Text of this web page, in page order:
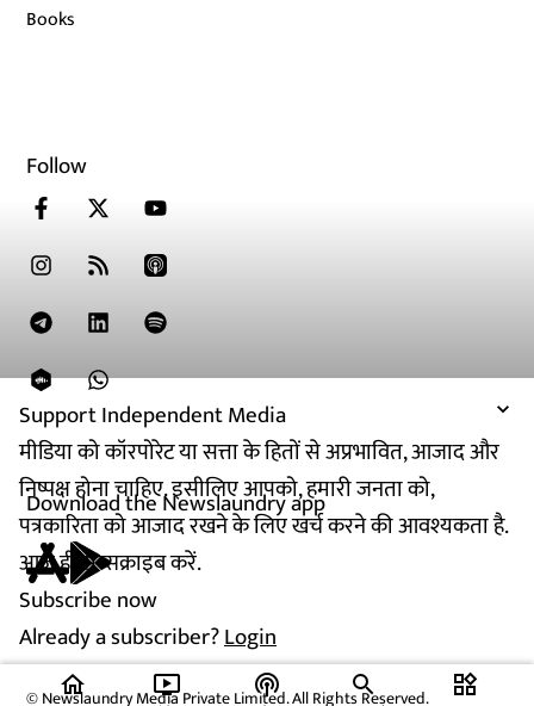
Support Independent Media
मीडिया को कॉरपोरेट या सत्ता के हितों से अप्रभावित, आजाद और
निष्पक्ष होना चाहिए. इसीलिए आपको, हमारी जनता को,
पत्रकारिता को आजाद रखने के लिए खर्च करने की आवश्यकता है.
आज ही सब्सक्राइब करें.
Subscribe now
Already a subscriber?Login
Books
Follow
Download the Newslaundry app
© Newslaundry Media Private Limited. All Rights Reserved.
home ondemand_video podcasts widgets